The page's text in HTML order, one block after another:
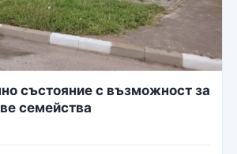
състояние с възможност за
семейства